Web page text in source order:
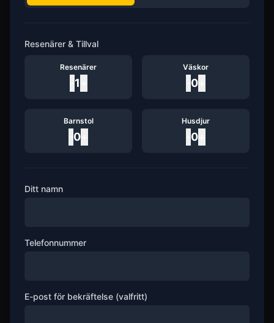
Resenärer & Tillval
Resenärer
1
Väskor
0
Barnstol
0
Husdjur
0
Ditt namn
Telefonnummer
E-post för bekräftelse (valfritt)